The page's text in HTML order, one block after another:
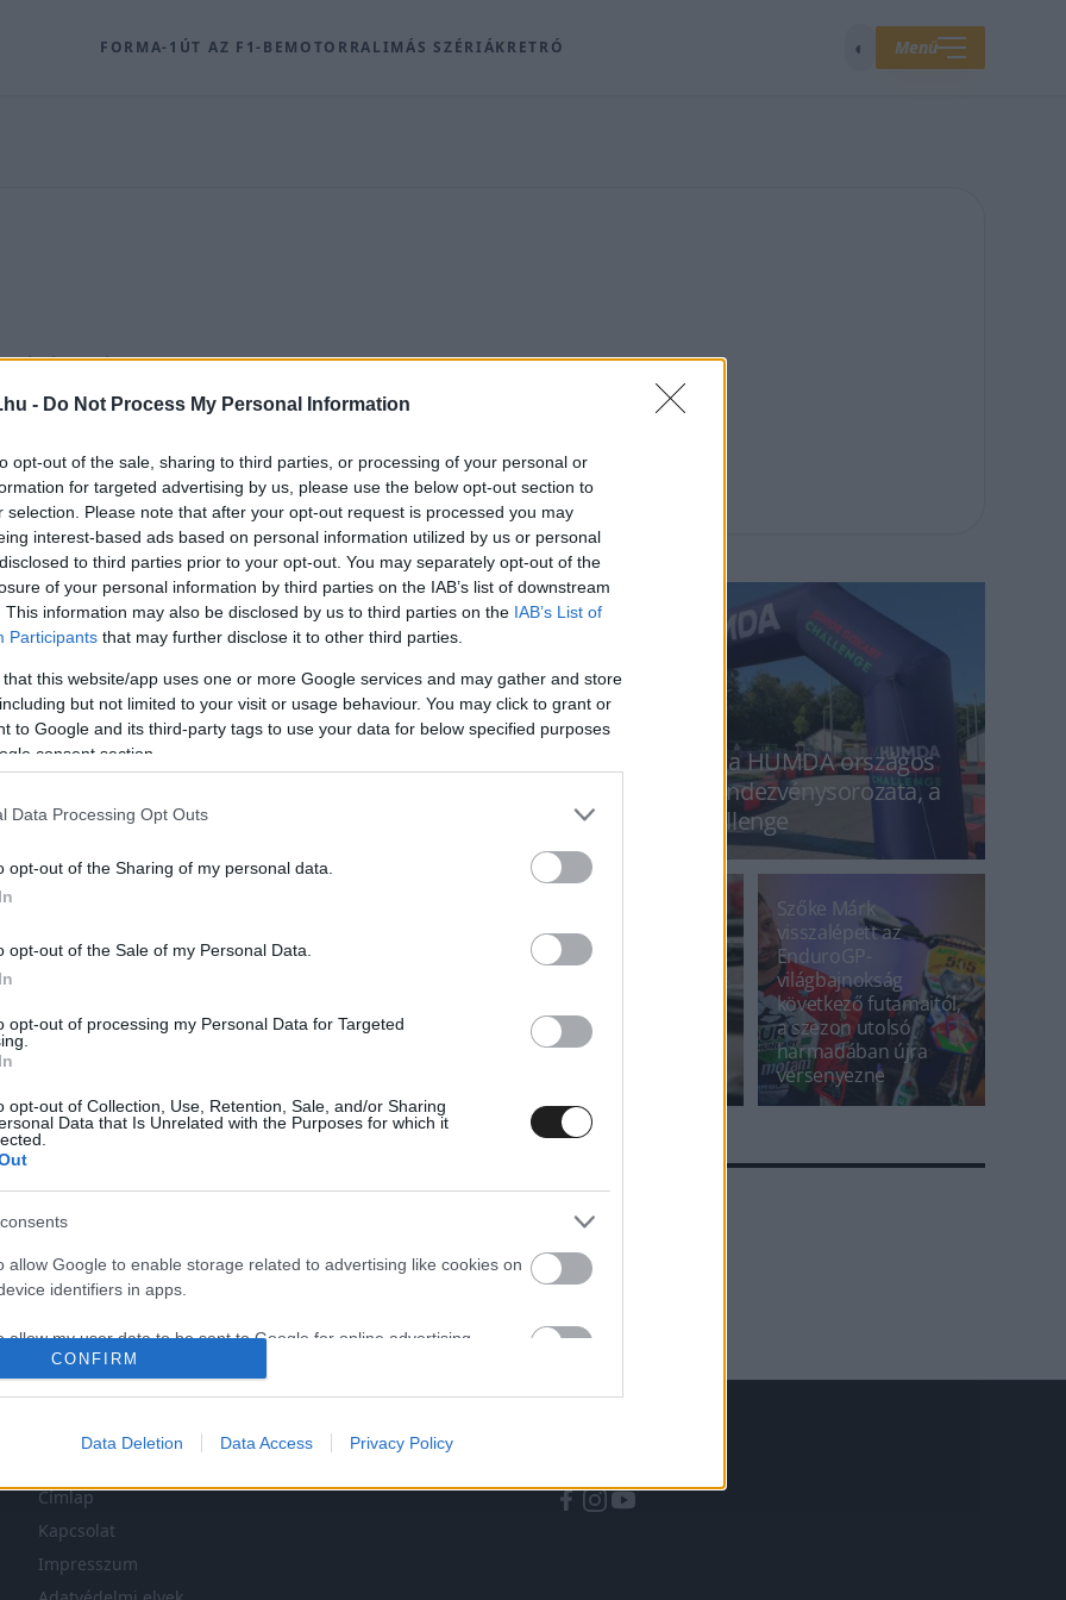
- Do Not Process My Personal Information
opt-out of the sale, sharing to third parties, or processing of your personal or
for targeted advertising by us, please use the below opt-out section to
selection. Please note that after your opt-out request is processed you may
interest-based ads based on personal information utilized by us or personal
to third parties prior to your opt-out. You may separately opt-out of the
of your personal information by third parties on the IAB’s list of downstream
This information may also be disclosed by us to third parties on the IAB’s List of
Participants that may further disclose it to other third parties.
that this website/app uses one or more Google services and may gather and store
but not limited to your visit or usage behaviour. You may click to grant or
to Google and its third-party tags to use your data for below specified purposes
consent section.
Data Processing Opt Outs
opt-out of the Sharing of my personal data.
opt-out of the Sale of my Personal Data.
opt-out of processing my Personal Data for Targeted
opt-out of Collection, Use, Retention, Sale, and/or Sharing
Data that Is Unrelated with the Purposes for which it
allow Google to enable storage related to advertising like cookies on
identifiers in apps.
allow my user data to be sent to Google for online advertising
identifiers in apps.
allow Google to enable storage related to functionality of the website
CONFIRM
Data Deletion Data Access Privacy Policy
FORMA-1 ÚT AZ F1-BEMOTORRALIMÁS SZÉRIÁKRETRÓ ◐ Menü
archív tartalmak a Racingline.hu-n.
Budapesten zárul a HUMDA országos
tehetségkutató rendezvénysorozata, a
Junior Gokart Challenge
tehetségkutató
rendezvénysorozatot
Szőke Márk
visszalépett az
EnduroGP-
világbajnokság
következő futamaitól,
a szezon utolsó
harmadában újra
versenyezne
NINCS TÖBB KORÁBBI HÍR.
NAVIGÁCIÓ
Címlap
Kapcsolat
Impresszum